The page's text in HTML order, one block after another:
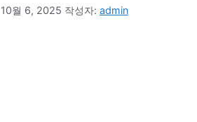
10월 6, 2025 작성자: admin